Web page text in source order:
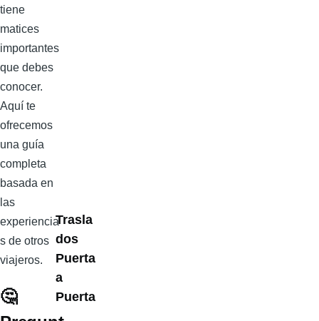
tiene
matices
importantes
que debes
conocer.
Aquí te
ofrecemos
una guía
completa
basada en
las
experiencia
s de otros
viajeros.
🤔
Trasla
dos
Puerta
a
Puerta